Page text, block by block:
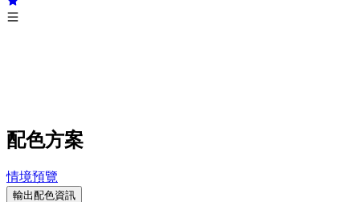
配色方案
情境預覽
輸出配色資訊